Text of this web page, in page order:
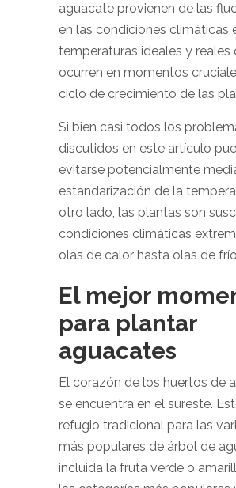
aguacate provienen de las
en las condiciones climáticas
temperaturas ideales y reales
ocurren en momentos
ciclo de crecimiento de las
Si bien casi todos los
discutidos en este artículo
evitarse potencialmente
estandarización de la
otro lado, las plantas son
condiciones climáticas
olas de calor hasta olas de
El mejor
para plantar
aguacates
El corazón de los huertos de
se encuentra en el sureste.
refugio tradicional para las
más populares de árbol de
incluida la fruta verde o